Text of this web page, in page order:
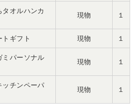
オルハンカ
現物 １
ギフト 現物 １
パーソナル
現物 １
チンペーパ
現物 １